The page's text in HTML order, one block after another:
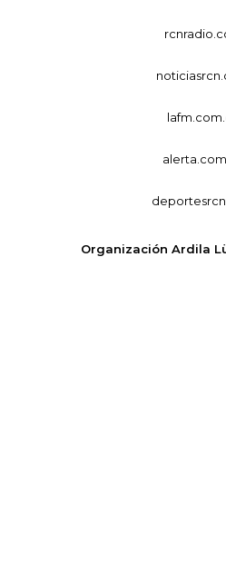
Organización Ardila